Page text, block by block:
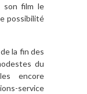
son film le
possibilité
la fin des
du
encore
service